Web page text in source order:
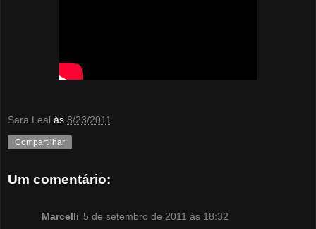
Sara Leal às 8/23/2011
Compartilhar
Um comentário:
Marcelli 5 de setembro de 2011 às 18:32